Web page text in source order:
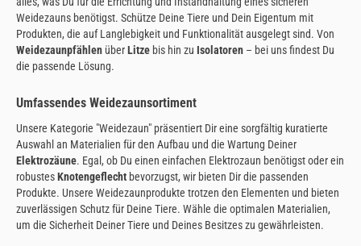
Weidezauns benötigst. Schütze Deine Tiere und Dein Eigentum mit
Produkten, die auf Langlebigkeit und Funktionalität ausgelegt sind. Von
Weidezaunpfählen überLitze bis hin zu Isolatoren – bei uns findest Du
die passende Lösung.
Umfassendes Weidezaunsortiment
Unsere Kategorie "Weidezaun" präsentiert Dir eine sorgfältig kuratierte
Auswahl an Materialien für den Aufbau und die Wartung Deiner
Elektrozäune. Egal, ob Du einen einfachen Elektrozaun benötigst oder ein
robustesKnotengeflecht bevorzugst, wir bieten Dir die passenden
Produkte. Unsere Weidezaunprodukte trotzen den Elementen und bieten
zuverlässigen Schutz für Deine Tiere. Wähle die optimalen Materialien,
um die Sicherheit Deiner Tiere und Deines Besitzes zu gewährleisten.